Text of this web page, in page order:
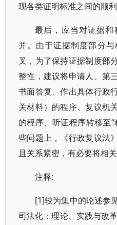
现各类证明标准之间的顺利
最后，应当对证据
并。由于证据制度部分
叉，为了保持证据制度部
整性，建议将申请人、第
书面答复、作出具体行政
关材料）的程序、复议机
的程序、听证程序转移至
些问题上，《行政复议法
且关系紧密，有必要将相
注释:
[1]较为集中的论述参
司法化：理论、实践与改